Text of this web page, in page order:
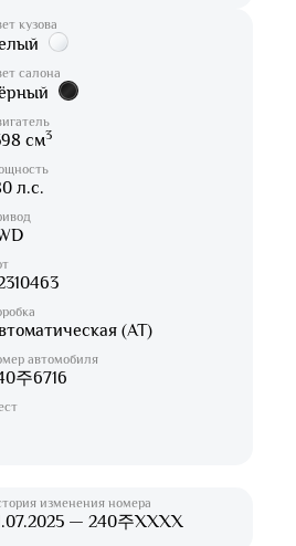
кузова
салона
см3
л.с.
(AT)
автомобиля
주6716
изменения номера
— 240주XXXX